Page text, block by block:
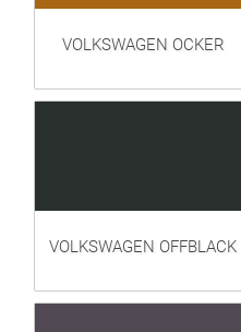
VOLKSWAGEN OCKER
VOLKSWAGEN OFFBLACK